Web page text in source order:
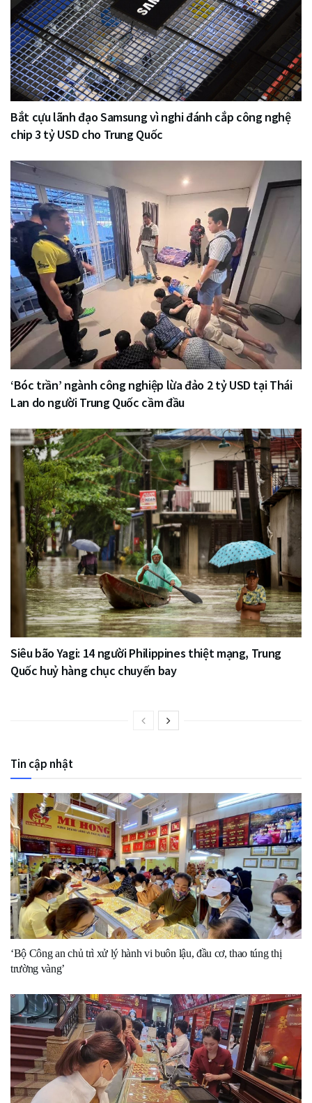
Bắt cựu lãnh đạo Samsung vì nghi đánh cắp công nghệ
chip 3 tỷ USD cho Trung Quốc
‘Bóc trần’ ngành công nghiệp lừa đảo 2 tỷ USD tại Thái
Lan do người Trung Quốc cầm đầu
Siêu bão Yagi: 14 người Philippines thiệt mạng, Trung
Quốc huỷ hàng chục chuyến bay
Tin cập nhật
‘Bộ Công an chủ trì xử lý hành vi buôn lậu, đầu cơ, thao túng thị
trường vàng’